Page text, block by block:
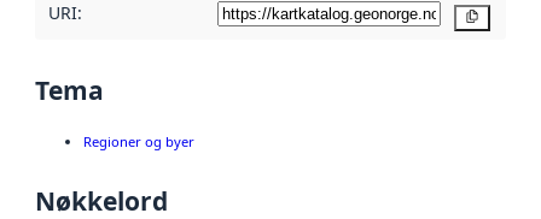
URI:
Tema
Regioner og byer
Nøkkelord